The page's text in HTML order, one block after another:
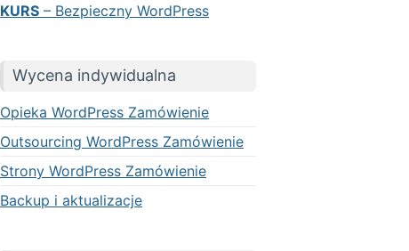
KURS – Bezpieczny WordPress
Wycena indywidualna
Opieka WordPress Zamówienie
Outsourcing WordPress Zamówienie
Strony WordPress Zamówienie
Backup i aktualizacje